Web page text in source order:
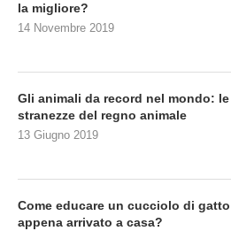
la migliore?
14 Novembre 2019
Gli animali da record nel mondo: le
stranezze del regno animale
13 Giugno 2019
Come educare un cucciolo di gatto
appena arrivato a casa?